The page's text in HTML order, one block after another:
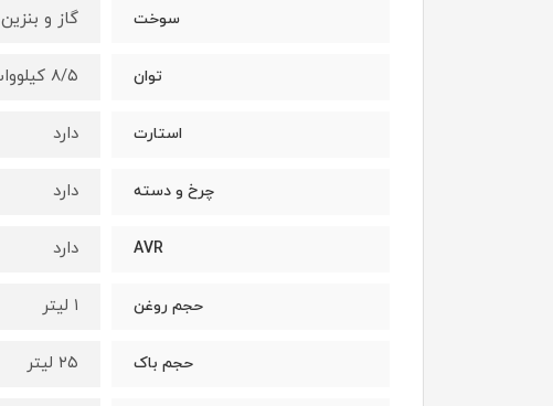
سوخت گاز و بنزین
توان ۸/۵ کیلووات
استارت دارد
چرخ و دسته دارد
AVR دارد
حجم روغن ۱ لیتر
حجم باک ۲۵ لیتر